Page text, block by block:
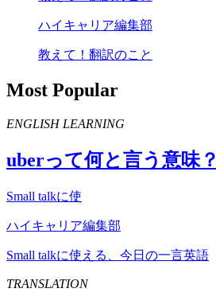
ハイキャリア編集部
教えて！翻訳のこと
Most Popular
ENGLISH LEARNING
uberって何と言う意味？
Small talkに使
ハイキャリア編集部
Small talkに使える、今日の一言英語
TRANSLATION